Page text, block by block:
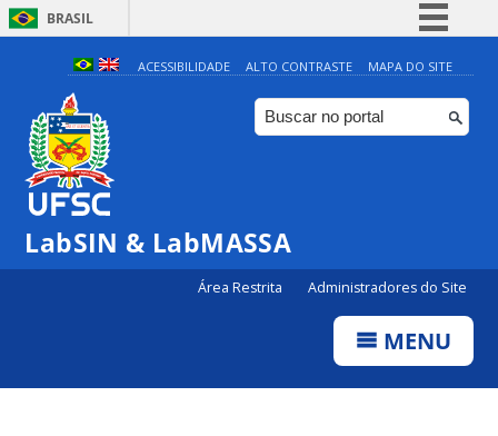
BRASIL
Simplifique!
Comunica BR
Participe
ACESSIBILIDADE ALTO CONTRASTE MAPA DO SITE
LabSIN & LabMASSA
Área Restrita Administradores do Site
MENU